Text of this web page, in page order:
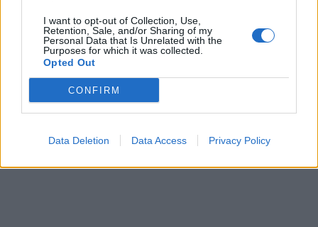
I want to opt-out of Collection, Use,
Retention, Sale, and/or Sharing of my
Personal Data that Is Unrelated with the
Purposes for which it was collected.
Opted Out
CONFIRM
Data Deletion Data Access Privacy Policy